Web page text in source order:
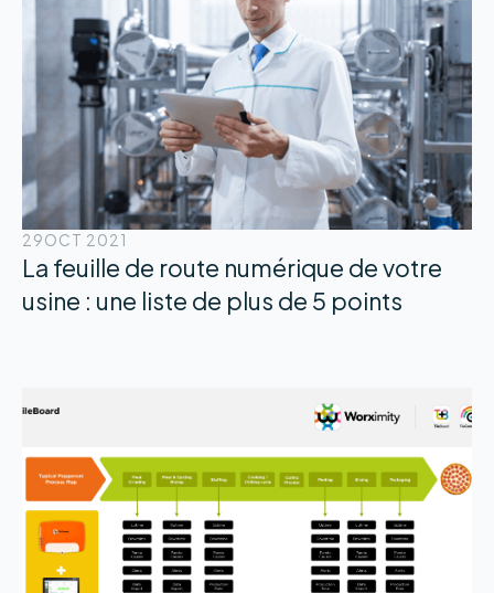
29OCT 2021
La feuille de route numérique de votre
usine : une liste de plus de 5 points